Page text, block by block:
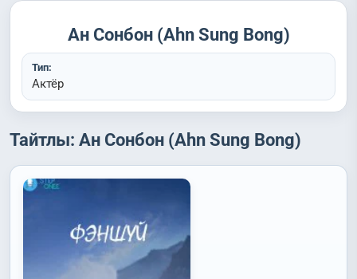
Ан Сонбон (Ahn Sung Bong)
Тип:
Актёр
Тайтлы: Ан Сонбон (Ahn Sung Bong)